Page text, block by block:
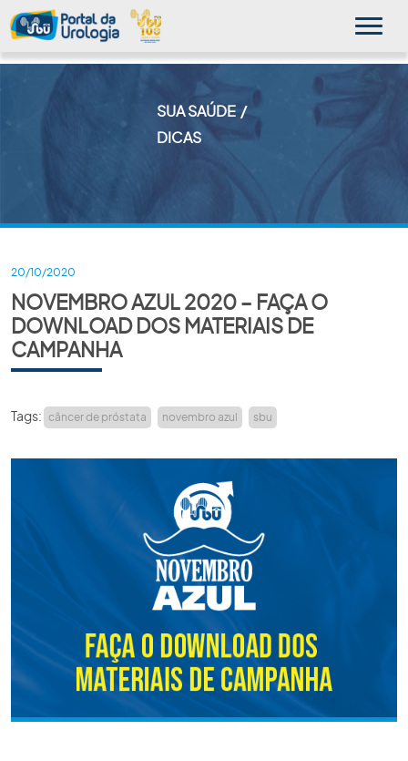
PUBLICAÇÕES
SBU NO CONSULTÓRIO
ACADEMIA SBU
SUA SAÚDE
DICAS
20/10/2020
NOVEMBRO AZUL 2020 – FAÇA O
DOWNLOAD DOS MATERIAIS DE
CAMPANHA
Tags: câncer de próstata novembro azul sbu